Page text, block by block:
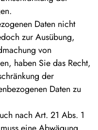
Daten nicht
zur Ausübung,
von
haben Sie das Recht,
der
Daten zu
nach Art. 21 Abs. 1